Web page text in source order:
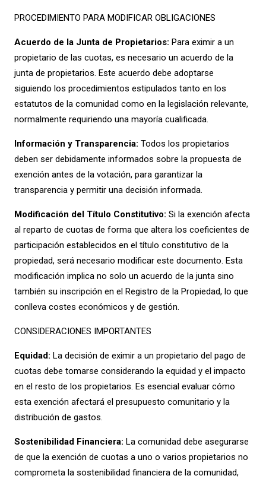
PROCEDIMIENTO PARA MODIFICAR OBLIGACIONES
Acuerdo de la Junta de Propietarios: Para eximir a un
propietario de las cuotas, es necesario un acuerdo de la
junta de propietarios. Este acuerdo debe adoptarse
siguiendo los procedimientos estipulados tanto en los
estatutos de la comunidad como en la legislación relevante,
normalmente requiriendo una mayoría cualificada.
Información y Transparencia: Todos los propietarios
deben ser debidamente informados sobre la propuesta de
exención antes de la votación, para garantizar la
transparencia y permitir una decisión informada.
Modificación del Título Constitutivo: Si la exención afecta
al reparto de cuotas de forma que altera los coeficientes de
participación establecidos en el título constitutivo de la
propiedad, será necesario modificar este documento. Esta
modificación implica no solo un acuerdo de la junta sino
también su inscripción en el Registro de la Propiedad, lo que
conlleva costes económicos y de gestión.
CONSIDERACIONES IMPORTANTES
Equidad: La decisión de eximir a un propietario del pago de
cuotas debe tomarse considerando la equidad y el impacto
en el resto de los propietarios. Es esencial evaluar cómo
esta exención afectará el presupuesto comunitario y la
distribución de gastos.
Sostenibilidad Financiera: La comunidad debe asegurarse
de que la exención de cuotas a uno o varios propietarios no
comprometa la sostenibilidad financiera de la comunidad,